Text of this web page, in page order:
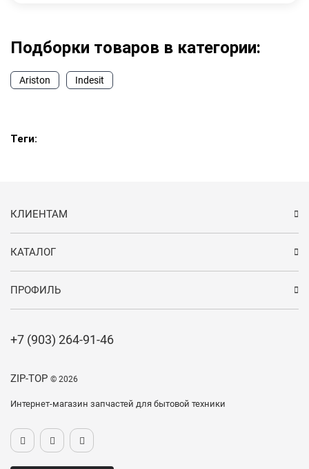
Подборки товаров в категории:
Ariston Indesit
Теги:
ZIP-TOP © 2026
Интернет-магазин запчастей для бытовой техники
КЛИЕНТАМ
КАТАЛОГ
ПРОФИЛЬ
+7 (903) 264-91-46